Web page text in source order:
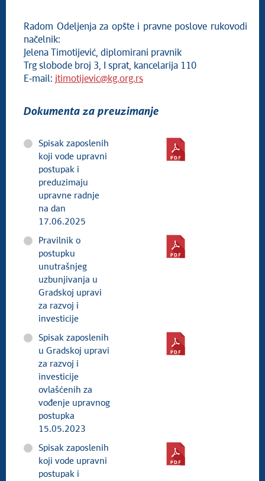
Radom Odeljenja za opšte i pravne poslove rukovodi
načelnik:
Jelena Timotijević, diplomirani pravnik
Trg slobode broj 3, I sprat, kancelarija 110
E-mail: jtimotijevic@kg.org.rs
Dokumenta za preuzimanje
Spisak zaposlenih
koji vode upravni
postupak i
preduzimaju
upravne radnje
na dan
17.06.2025
Pravilnik o
postupku
unutrašnjeg
uzbunjivanja u
Gradskoj upravi
za razvoj i
investicije
Spisak zaposlenih
u Gradskoj upravi
za razvoj i
investicije
ovlašćenih za
vođenje upravnog
postupka
15.05.2023
Spisak zaposlenih
koji vode upravni
postupak i